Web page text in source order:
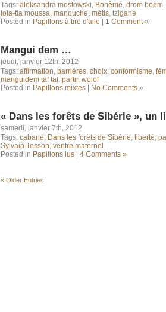
Tags: aleksandra mostowski, Bohème, drom boem,
lola-tia moussa, manouche, métis, tzigane
Posted in Papillons à tire d'aile 1 Comment »
Mangui dem …
jeudi, janvier 12th, 2012
Tags: affirmation, barrières, choix, conformisme,
manguidem taf taf, partir, wolof
Posted in Papillons mixtes No Comments »
« Dans les forêts de Sibérie », un
samedi, janvier 7th, 2012
Tags: cabane, Dans les forêts de Sibérie, liberté,
Sylvain Tesson, ventre maternel
Posted in Papillons lus 4 Comments »
« Older Entries